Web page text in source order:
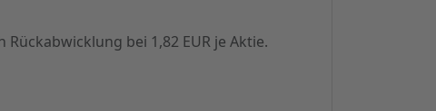
bei 1,82 EUR je Aktie.